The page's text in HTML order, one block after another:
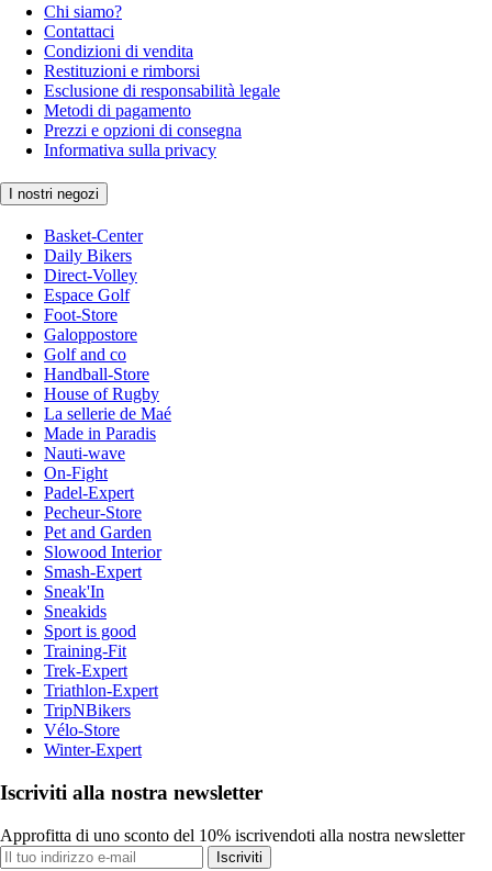
Chi siamo?
Contattaci
Condizioni di vendita
Restituzioni e rimborsi
Esclusione di responsabilità legale
Metodi di pagamento
Prezzi e opzioni di consegna
Informativa sulla privacy
I nostri negozi
Basket-Center
Daily Bikers
Direct-Volley
Espace Golf
Foot-Store
Galoppostore
Golf and co
Handball-Store
House of Rugby
La sellerie de Maé
Made in Paradis
Nauti-wave
On-Fight
Padel-Expert
Pecheur-Store
Pet and Garden
Slowood Interior
Smash-Expert
Sneak'In
Sneakids
Sport is good
Training-Fit
Trek-Expert
Triathlon-Expert
TripNBikers
Vélo-Store
Winter-Expert
Iscriviti alla nostra newsletter
Approfitta di uno sconto del 10% iscrivendoti alla nostra newsletter
Iscriviti